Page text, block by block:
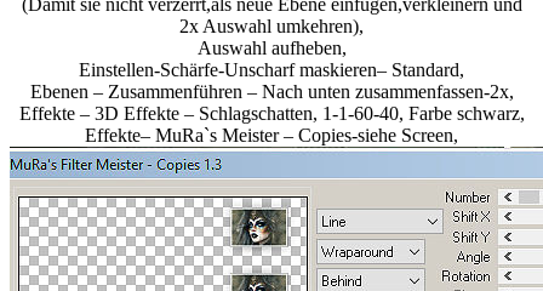
(Damit sie nicht verzerrt,als neue Ebene einfügen,verkleinern und
2x Auswahl umkehren),
Auswahl aufheben,
Einstellen-Schärfe-Unscharf maskieren– Standard,
Ebenen – Zusammenführen – Nach unten zusammenfassen-2x,
Effekte – 3D Effekte – Schlagschatten, 1-1-60-40, Farbe schwarz,
Effekte– MuRa`s Meister – Copies-siehe Screen,